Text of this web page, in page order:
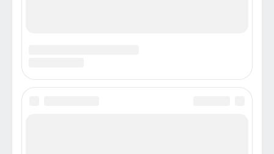
Вчера челябинская публика почти полчаса не отпускала